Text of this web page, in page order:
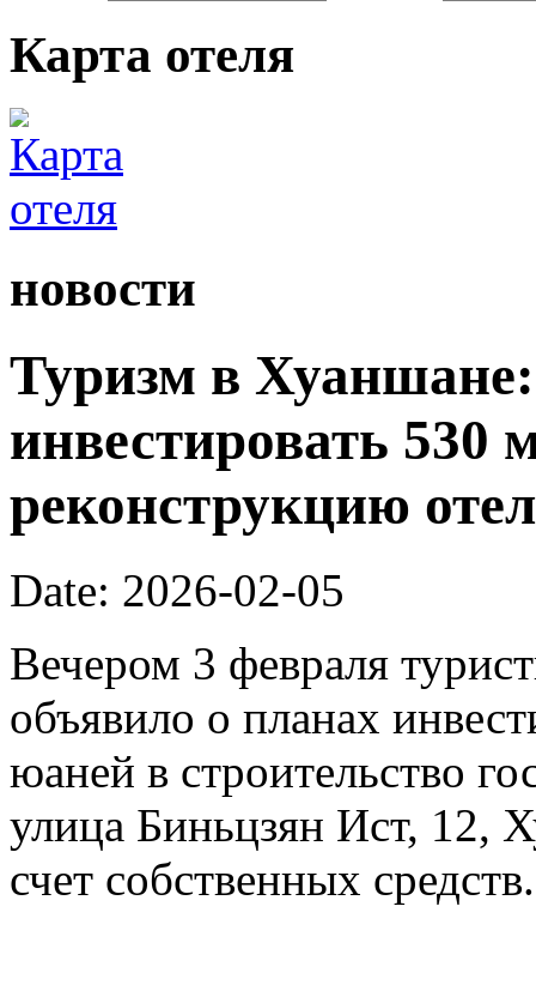
Карта отеля
новости
Туризм в
инвестировать 530
реконструкцию
Date: 2026-02-05
Вечером 3 февраля
объявило о планах
юаней в строительство
улица Биньцзян Ист, 12,
счет собственных средств.